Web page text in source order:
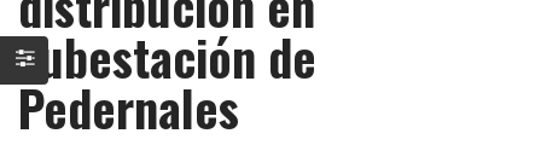
subestación de
Pedernales